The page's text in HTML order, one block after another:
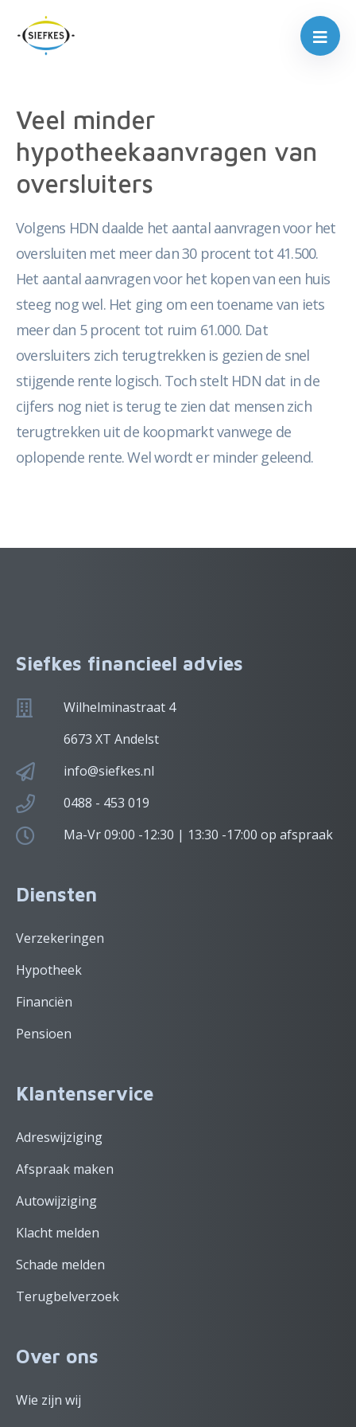
Veel minder
hypotheekaanvragen van
oversluiters
Volgens HDN daalde het aantal aanvragen voor het
oversluiten met meer dan 30 procent tot 41.500.
Het aantal aanvragen voor het kopen van een huis
steeg nog wel. Het ging om een toename van iets
meer dan 5 procent tot ruim 61.000. Dat
oversluiters zich terugtrekken is gezien de snel
stijgende rente logisch. Toch stelt HDN dat in de
cijfers nog niet is terug te zien dat mensen zich
terugtrekken uit de koopmarkt vanwege de
oplopende rente. Wel wordt er minder geleend.
Siefkes financieel advies
Wilhelminastraat 4
6673 XT Andelst
info@siefkes.nl
0488 - 453 019
Ma-Vr 09:00 -12:30 | 13:30 -17:00 op afspraak
Diensten
Verzekeringen
Hypotheek
Financiën
Pensioen
Klantenservice
Adreswijziging
Afspraak maken
Autowijziging
Klacht melden
Schade melden
Terugbelverzoek
Over ons
Wie zijn wij